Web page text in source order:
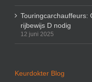
Touringcarchauffeurs:
rijbewijs D nodig
12 juni 2025
Keurdokter Blog